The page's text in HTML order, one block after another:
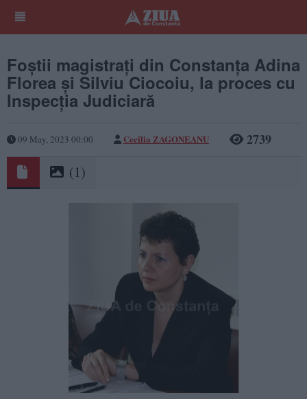
Foștii magistrați din Constanța Adina
Florea și Silviu Ciocoiu, la proces cu
Inspecția Judiciară
09 May, 2023 00:00 Cecilia ZAGONEANU 2739
(1)